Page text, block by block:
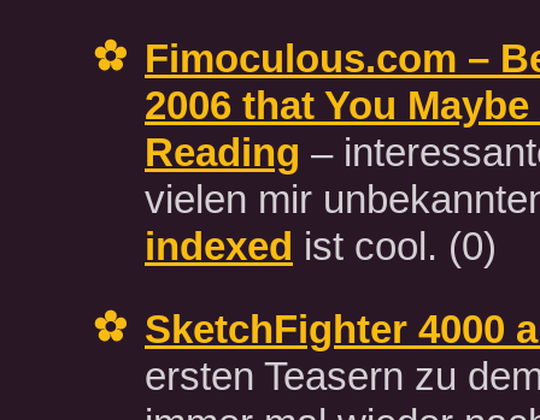
Fimoculous.com –
2006 that You
Reading –
vielen mir
indexed ist cool. (0)
SketchFighter 4000
ersten Teasern zu